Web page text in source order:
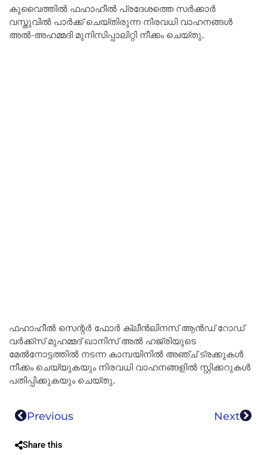
കുവൈത്തിൽ ഫഹാഹീൽ പ്രദേശത്തെ സർക്കാർ
വസ്തുവിൽ പാർക്ക് ചെയ്തിരുന്ന നിരവധി വാഹനങ്ങൾ
അൽ-അഹമ്മദി മുനിസിപ്പാലിറ്റി നീക്കം ചെയ്തു.
ഫഹാഹീൽ സെന്റർ ഫോർ ക്ലീൻലിനസ് ആൻഡ് റോഡ്
വർക്ക്സ് മുഹമ്മദ് ഖാനിസ് അൽ ഹജ്രിയുടെ
മേൽനോട്ടത്തിൽ നടന്ന കാമ്പയിനിൽ അഞ്ച് ട്രക്കുകൾ
നീക്കം ചെയ്യുകയും നിരവധി വാഹനങ്ങളിൽ സ്റ്റിക്കറുകൾ
പതിപ്പിക്കുകയും ചെയ്തു.
Previous Next
Share this